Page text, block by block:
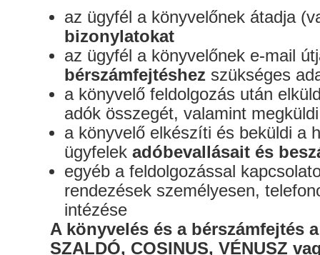
az ügyfél a könyvelőnek átadja
bizonylatokat
az ügyfél a könyvelőnek e-mail
bérszámfejtéshez szükséges
a könyvelő feldolgozás után
adók összegét, valamint
a könyvelő elkészíti és beküldi a
ügyfelek adóbevallásait és
egyéb a feldolgozással
rendezések személyesen,
intézése
A könyvelés és a bérszámfejtés
SZALDÓ, COSINUS, VÉNUSZ